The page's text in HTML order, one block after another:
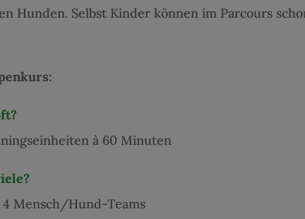
Hunden. Selbst Kinder können im Parcours
à 60 Minuten
4 Mensch/Hund-Teams